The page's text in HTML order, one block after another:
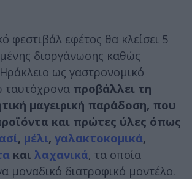
φεστιβάλ εφέτος θα κλείσει 5
διοργάνωσης καθώς
ως γαστρονομικό
ταυτόχρονα προβάλλει τη
μαγειρική παράδοση, που
και πρώτες ύλες όπως
, μέλι, γαλακτοκομικά,
και λαχανικά, τα οποία
μοναδικό διατροφικό μοντέλο.